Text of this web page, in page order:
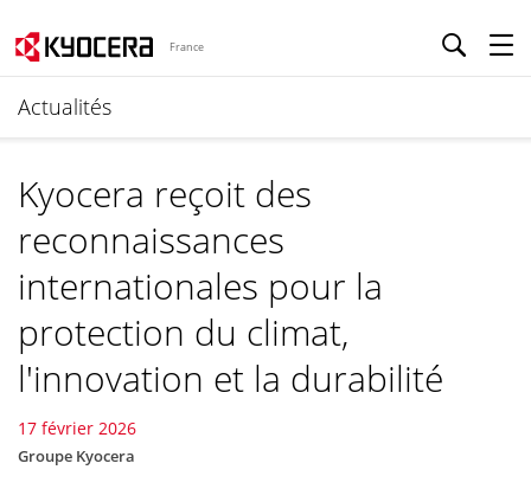
France
Actualités
Kyocera reçoit des
reconnaissances
internationales pour la
protection du climat,
l'innovation et la durabilité
17 février 2026
Groupe Kyocera